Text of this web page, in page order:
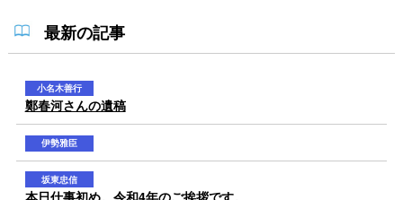
最新の記事